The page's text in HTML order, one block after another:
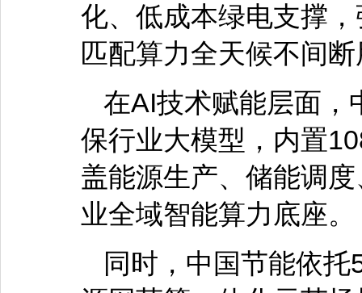
化、低成本绿电支撑
匹配算力全天候不间
在AI技术赋能层面，
保行业大模型，内置
盖能源生产、储能调
业全域智能算力底座。
同时，中国节能依